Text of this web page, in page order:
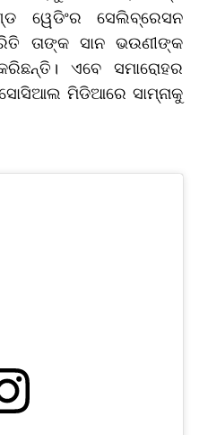
ୱେଡିଂର ସେଲିବ୍ରେସନ
ତାଙ୍କ ସାନ ଭଉଣୀଙ୍କ
ଏବେ ସମାରୋହର
ମିଡିଆରେ ସାମ୍ନାକୁ